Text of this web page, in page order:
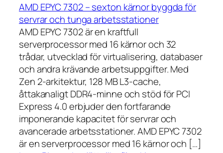
AMD EPYC 7302 – sexton kärnor byggda för
servrar och tunga arbetsstationer
AMD EPYC 7302 är en kraftfull
serverprocessor med 16 kärnor och 32
trådar, utvecklad för virtualisering, databaser
och andra krävande arbetsuppgifter. Med
Zen 2-arkitektur, 128 MB L3-cache,
åttakanaligt DDR4-minne och stöd för PCI
Express 4.0 erbjuder den fortfarande
imponerande kapacitet för servrar och
avancerade arbetsstationer. AMD EPYC 7302
är en serverprocessor med 16 kärnor och […]